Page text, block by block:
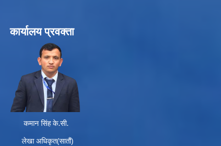
कार्यालय प्रवक्ता
कमान सिंह के.सी.
लेखा अधिकृत(सातौं)